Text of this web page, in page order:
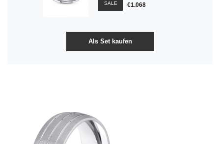
SALE
€1.068